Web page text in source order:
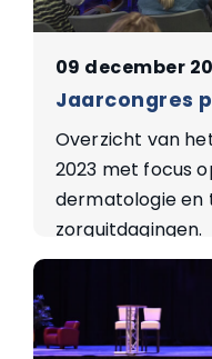
09 december
Jaarcongres
Overzicht van
2023 met focus
dermatologie en
zorguitdagingen.